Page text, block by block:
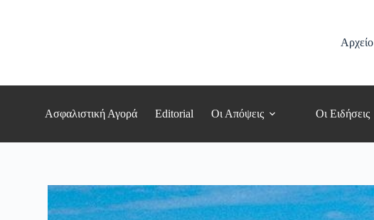
Αρχείο
Ασφαλιστική Αγορά Editorial Οι Απόψεις Οι Ειδήσεις